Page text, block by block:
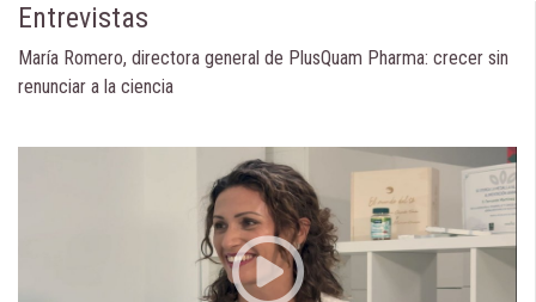
Entrevistas
María Romero, directora general de PlusQuam Pharma: crecer sin
renunciar a la ciencia